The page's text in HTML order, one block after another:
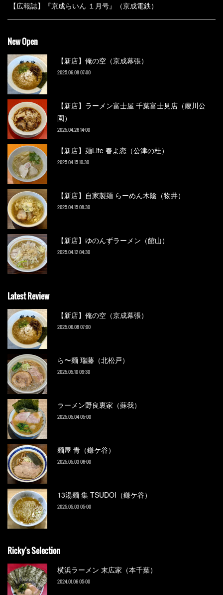
【広報誌】『京成らいん １月号』（京成電鉄）
New Open
【新店】俺の空（京成幕張）
2025.06.08 07:00
【新店】ラーメン富士屋 千葉富士見店（葭川公
園）
2025.04.26 14:00
【新店】麺Life 春よ恋（公津の杜）
2025.04.15 10:30
【新店】自家製麺 らーめん木陰（物井）
2025.04.15 08:30
【新店】ゆのんずラーメン（館山）
2025.04.12 04:30
Latest Review
【新店】俺の空（京成幕張）
2025.06.08 07:00
ら〜麺 瑞藤（北松戸）
2025.05.10 09:30
ラーメン野良裏家（蘇我）
2025.05.04 05:00
麺屋 青（鎌ケ谷）
2025.05.03 06:00
13湯麺 集 TSUDOI（鎌ケ谷）
2025.05.03 05:00
Ricky's Selection
横浜ラーメン 末広家（本千葉）
2024.01.06 05:00